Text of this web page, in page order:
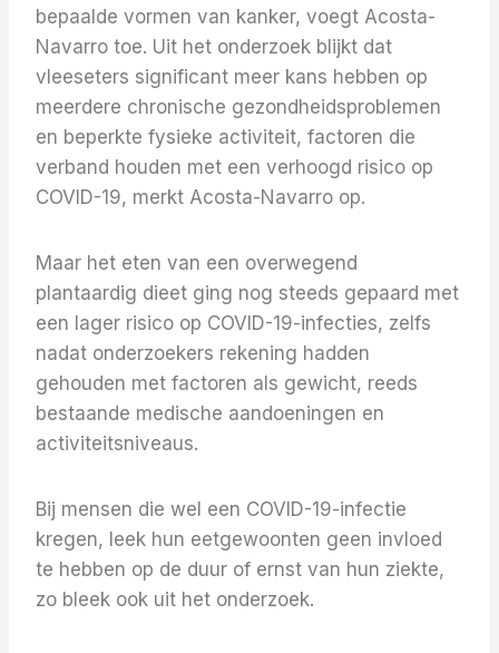
bepaalde vormen van kanker, voegt Acosta-
Navarro toe. Uit het onderzoek blijkt dat
vleeseters significant meer kans hebben op
meerdere chronische gezondheidsproblemen
en beperkte fysieke activiteit, factoren die
verband houden met een verhoogd risico op
COVID-19, merkt Acosta-Navarro op.
Maar het eten van een overwegend
plantaardig dieet ging nog steeds gepaard met
een lager risico op COVID-19-infecties, zelfs
nadat onderzoekers rekening hadden
gehouden met factoren als gewicht, reeds
bestaande medische aandoeningen en
activiteitsniveaus.
Bij mensen die wel een COVID-19-infectie
kregen, leek hun eetgewoonten geen invloed
te hebben op de duur of ernst van hun ziekte,
zo bleek ook uit het onderzoek.